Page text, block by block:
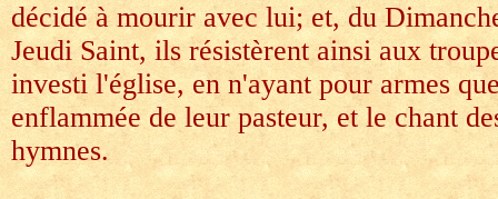
décidé à mourir avec lui; et, du
Jeudi Saint, ils résistèrent ainsi aux
investi l'église, en n'ayant pour armes
enflammée de leur pasteur, et le chant
hymnes.